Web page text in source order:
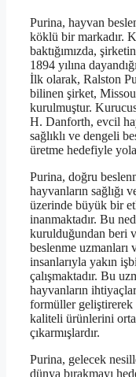
Purina, hayvan
köklü bir markadır.
baktığımızda,
1894 yılına
İlk olarak, Ralston
bilinen şirket,
kurulmuştur.
H. Danforth, evcil
sağlıklı ve dengeli
üretme hedefiyle yola
Purina, doğru
hayvanların sağlığı
üzerinde büyük bir
inanmaktadır. Bu
kurulduğundan beri
beslenme uzmanları
insanlarıyla yakın
çalışmaktadır. Bu
hayvanların
formüller geliştirerek
kaliteli ürünlerini
çıkarmışlardır.
Purina, gelecek
dünya bırakmayı